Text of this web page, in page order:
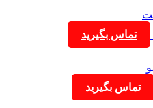
تماس بگیرید
تماس بگیرید